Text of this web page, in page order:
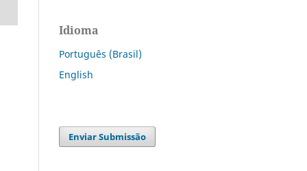
Idioma
Português (Brasil)
English
Enviar Submissão